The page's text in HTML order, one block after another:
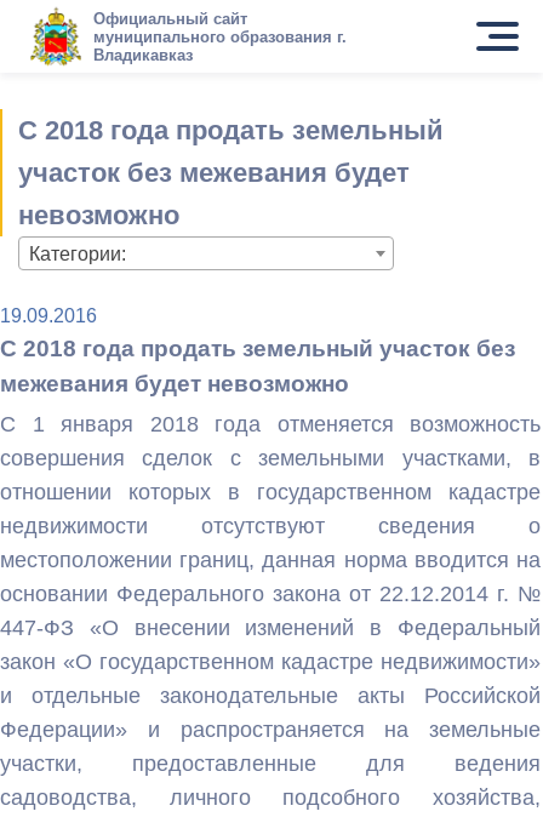
Официальный сайт
муниципального образования г.
Владикавказ
С 2018 года продать земельный
участок без межевания будет
невозможно
Категории:
19.09.2016
С 2018 года продать земельный участок без
межевания будет невозможно
С 1 января 2018 года отменяется возможность
совершения сделок с земельными участками, в
отношении которых в государственном кадастре
недвижимости отсутствуют сведения о
местоположении границ, данная норма вводится на
основании Федерального закона от 22.12.2014 г. №
447-ФЗ «О внесении изменений в Федеральный
закон «О государственном кадастре недвижимости»
и отдельные законодательные акты Российской
Федерации» и распространяется на земельные
участки, предоставленные для ведения
садоводства, личного подсобного хозяйства,